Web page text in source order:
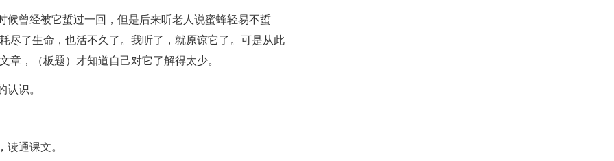
候曾经被它蜇过一回，但是后来听老人说蜜蜂轻易不蜇
尽了生命，也活不久了。我听了，就原谅它了。可是从此
章，（板题）才知道自己对它了解得太少。
识。
通课文。